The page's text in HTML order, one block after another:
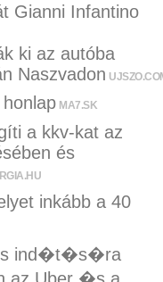
Gianni Infantino
ki az autóba
Naszvadon
MA7.SK
a kkv-kat az
és
inkább a 40
ind�t�s�ra